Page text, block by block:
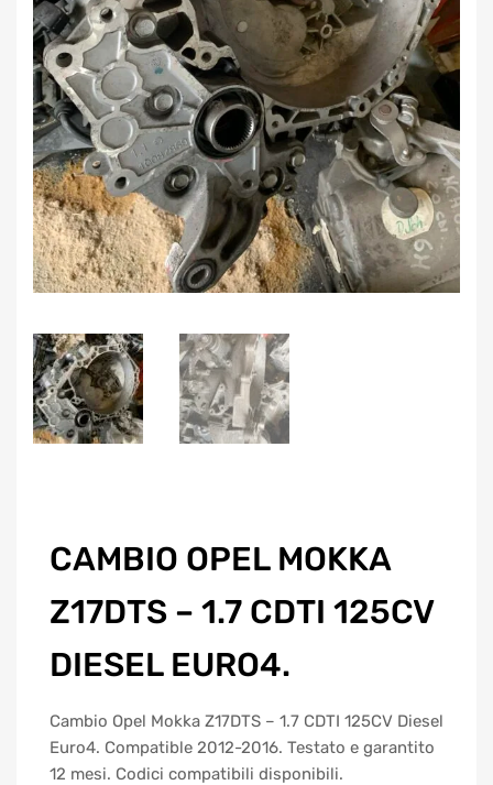
CAMBIO OPEL MOKKA
Z17DTS – 1.7 CDTI 125CV
DIESEL EURO4.
Cambio Opel Mokka Z17DTS – 1.7 CDTI 125CV Diesel
Euro4. Compatible 2012-2016. Testato e garantito
12 mesi. Codici compatibili disponibili.